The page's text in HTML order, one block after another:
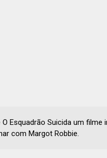
Esquadrão Suicida um
com Margot Robbie.